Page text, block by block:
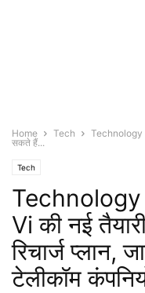
Home Tech
Technology
सकते हैं...
Tech
Vi की नई
रिचार्ज प्लान,
टेलीकॉम